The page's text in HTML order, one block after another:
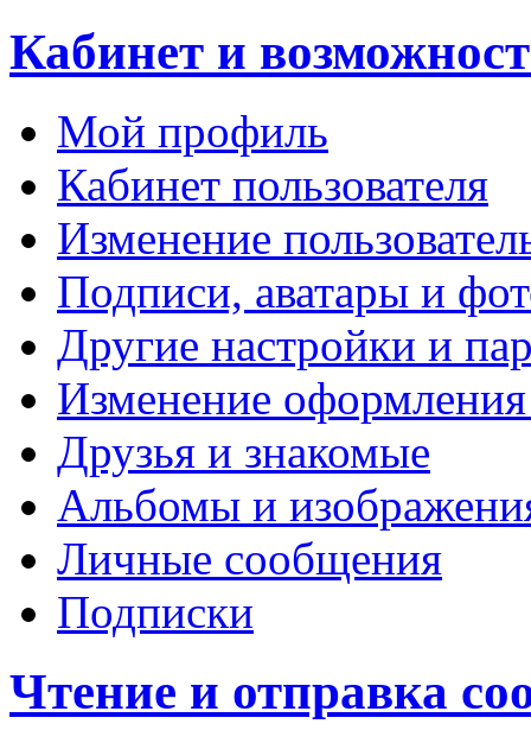
Кабинет и
Мой профиль
Кабинет пользователя
Изменение
Подписи, аватары и
Другие настройки и
Изменение
Друзья и знакомые
Альбомы и
Личные сообщения
Подписки
Чтение и отправка